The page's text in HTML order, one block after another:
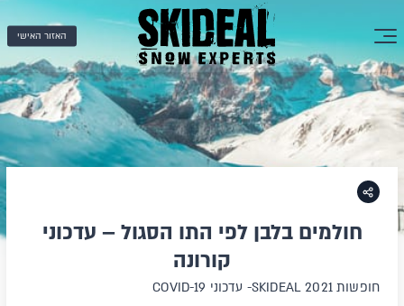
האזור האישי
חולמים בלבן לפי התו הסגול – עדכוני
קורונה
חופשות SKIDEAL 2021- עדכוני COVID-19